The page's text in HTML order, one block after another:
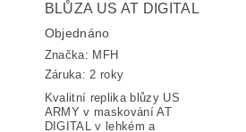
BLŮZA US AT DIGITAL
Objednáno
Značka: MFH
Záruka: 2 roky
Kvalitní replika blůzy US
ARMY v maskování AT
DIGITAL v lehkém a